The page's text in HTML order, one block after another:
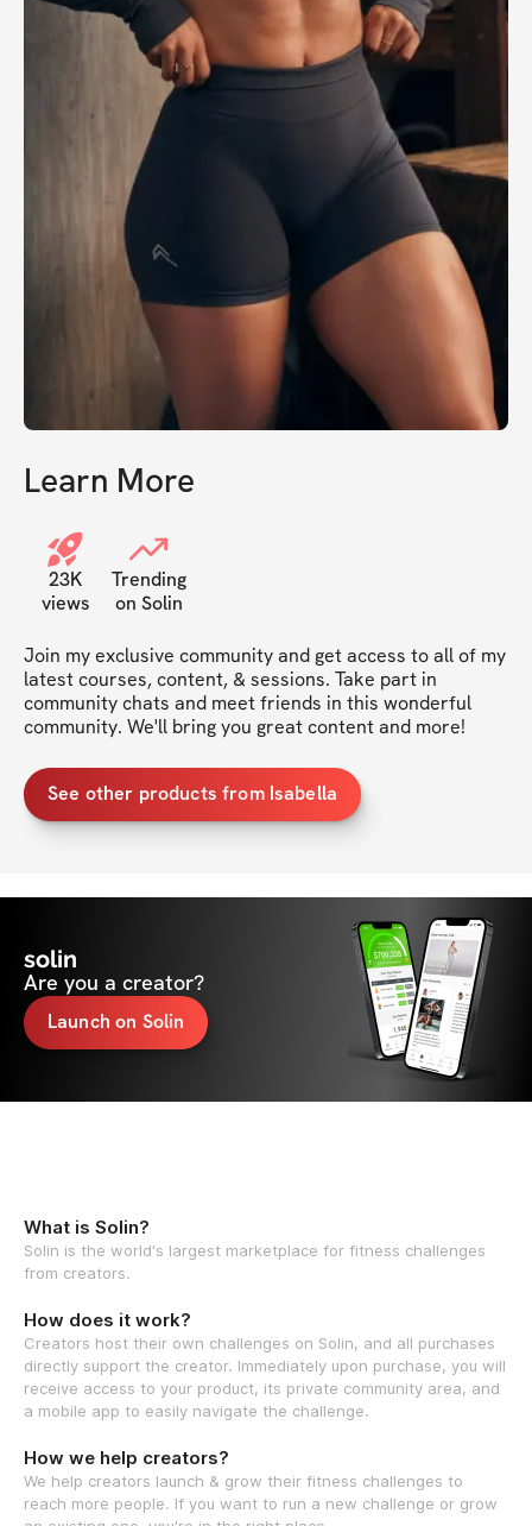
Learn More
23K
views
Trending
on Solin
Join my exclusive community and get access to all of my
latest courses, content, & sessions. Take part in
community chats and meet friends in this wonderful
community. We'll bring you great content and more!
See other products from Isabella
solin
Are you a creator?
Launch on Solin
What is Solin?
Solin is the world's largest marketplace for fitness challenges
from creators.
How does it work?
Creators host their own challenges on Solin, and all purchases
directly support the creator. Immediately upon purchase, you will
receive access to your product, its private community area, and
a mobile app to easily navigate the challenge.
How we help creators?
We help creators launch & grow their fitness challenges to
reach more people. If you want to run a new challenge or grow